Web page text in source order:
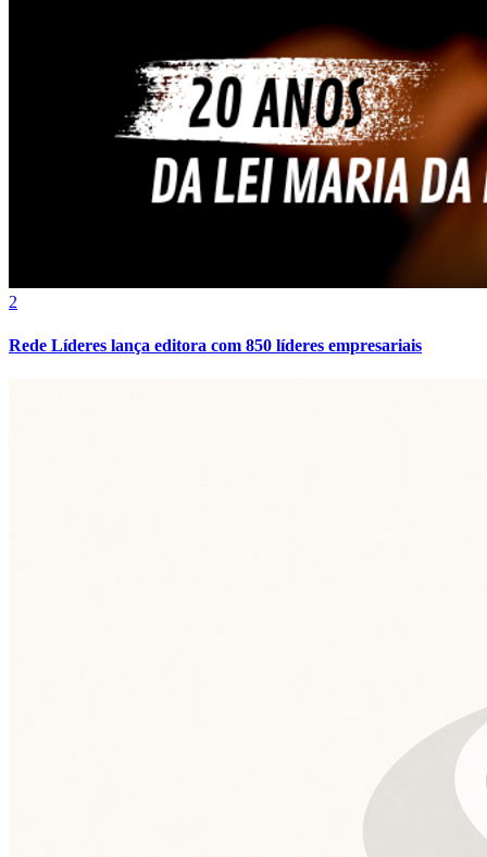
2
Rede Líderes lança editora com 850 líderes empresariais